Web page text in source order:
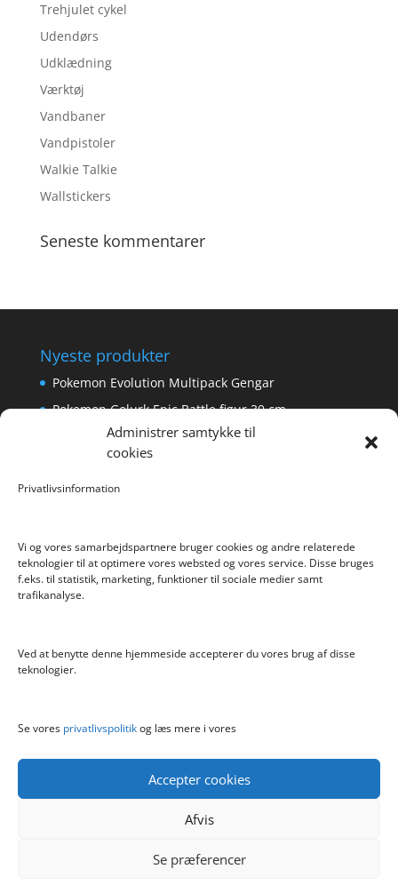
Administrer samtykke til
cookies
Privatlivsinformation
Vi og vores samarbejdspartnere bruger cookies og andre relaterede
teknologier til at optimere vores websted og vores service. Disse bruges
f.eks. til statistik, marketing, funktioner til sociale medier samt
trafikanalyse.
Ved at benytte denne hjemmeside accepterer du vores brug af disse
teknologier.
Se vores privatlivspolitikog læs mere i vores
Accepter cookies
Afvis
Se præferencer
Trehjulet cykel
Udendørs
Udklædning
Værktøj
Vandbaner
Vandpistoler
Walkie Talkie
Wallstickers
Seneste kommentarer
Nyeste produkter
Pokemon Evolution Multipack Gengar
Pokemon Golurk Epic Battle figur 30 cm
Scalextric Digital -Easyfit Digital Plug
Care Bear Love-A-Lot ECO Bamse 36cm
Bratz Stylin Dukke Cloe
Info
Kontakt
Privatlivspolitik